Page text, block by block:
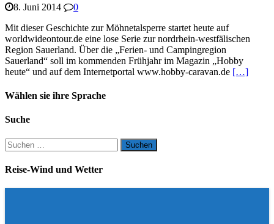
8. Juni 2014
0
Mit dieser Geschichte zur Möhnetalsperre startet heute auf
worldwideontour.de eine lose Serie zur nordrhein-westfälischen
Region Sauerland. Über die „Ferien- und Campingregion
Sauerland“ soll im kommenden Frühjahr im Magazin „Hobby
heute“ und auf dem Internetportal www.hobby-caravan.de […]
Wählen sie ihre Sprache
Suche
Suchen
nach:
Reise-Wind und Wetter